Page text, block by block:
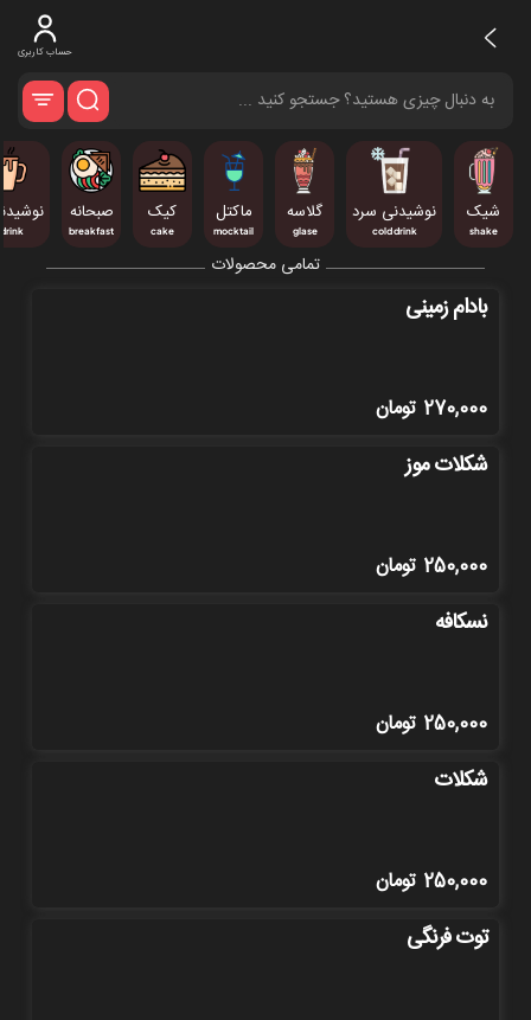
حساب کاربری
شیک
shake
نوشیدنی سرد
cold drink
گلاسه
glase
ماکتل
mocktail
کیک
cake
صبحانه
breakfast
تمامی محصولات
بادام زمینی
270,000 تومان
شکلات موز
250,000 تومان
نسکافه
250,000 تومان
شکلات
250,000 تومان
توت فرنگی